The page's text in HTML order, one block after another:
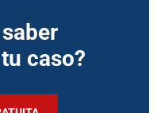
caso?